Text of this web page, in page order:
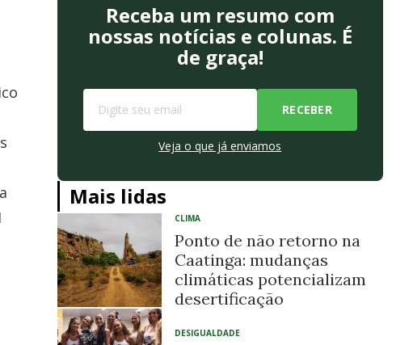
Receba um resumo com
nossas notícias e colunas. É
de graça!
Veja o que já enviamos
Mais lidas
CLIMA
Ponto de não retorno na
Caatinga: mudanças
climáticas potencializam
desertificação
DESIGUALDADE